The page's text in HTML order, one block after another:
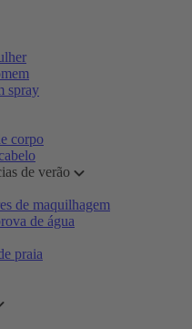
spray
corpo
de verão
de maquilhagem
de água
praia